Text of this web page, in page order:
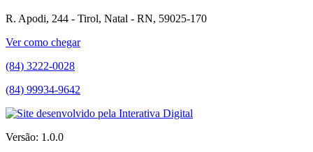
R. Apodi, 244 - Tirol, Natal - RN, 59025-170
Ver como chegar
(84) 3222-0028
(84) 99934-9642
Versão: 1.0.0